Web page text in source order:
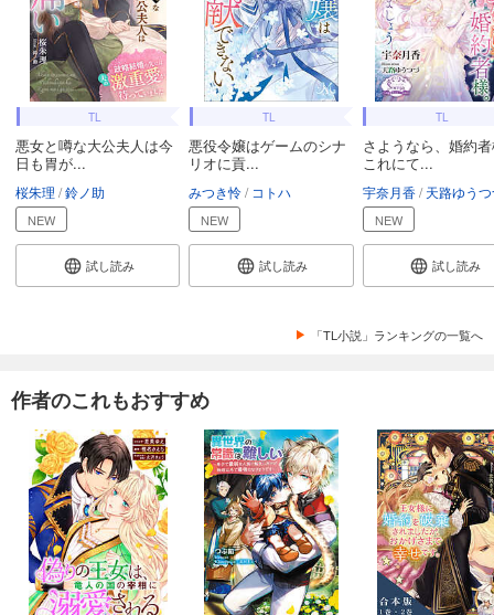
TL
悪女と噂な大公夫人は今
日も胃が...
桜朱理 鈴ノ助
NEW
試し読み
TL
悪役令嬢はゲームのシナ
リオに貢...
みつき怜 コトハ
NEW
試し読み
TL
さようなら、婚約
これにて...
宇奈月香 天路ゆう
NEW
試し読み
「TL小説」ランキングの一覧へ
作者のこれもおすすめ